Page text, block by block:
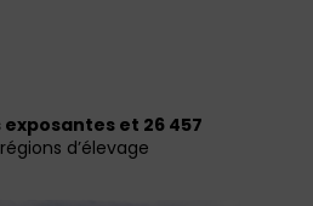
exposantes et 26 457
d’élevage